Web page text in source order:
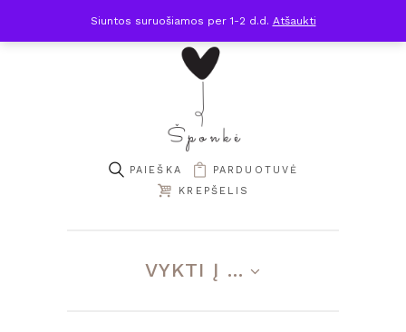
PARDUOTUVĖ
KREPŠELIS
VYKTI Į ...
Siuntos suruošiamos per 1-2 d.d. Atšaukti